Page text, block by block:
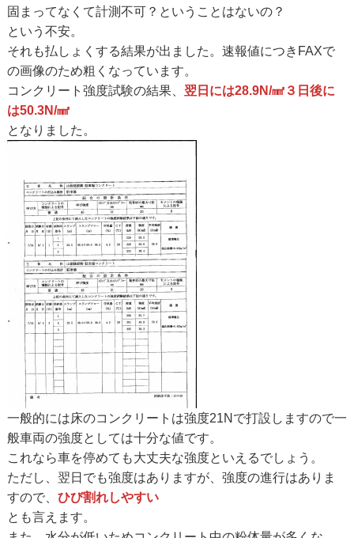
固まってなくて計測不可？ということはないの？
という不安。
それも払しょくする結果が出ました。速報値につきFAXで
の画像のため粗くなっています。
コンクリート強度試験の結果、 翌日には28.9N/㎟３日後に
は50.3N/㎟
となりました。
一般的には床のコンクリートは強度21Nで打設しますので一
般車両の強度としては十分な値です。
これなら車を停めても大丈夫な強度といえるでしょう。
ただし、翌日でも強度はありますが、強度の進行はありま
すので、 ひび割れしやすい
とも言えます。